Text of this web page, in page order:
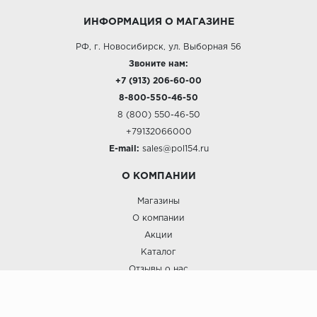
ИНФОРМАЦИЯ О МАГАЗИНЕ
РФ, г. Новосибирск, ул. Выборная 56
Звоните нам:
+7 (913) 206-60-00
8-800-550-46-50
8 (800) 550-46-50
+79132066000
E-mail: sales@pol154.ru
О КОМПАНИИ
Магазины
О компании
Акции
Каталог
Отзывы о нас